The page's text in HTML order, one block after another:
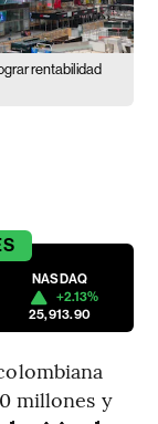
rentabilidad
NASDAQ
+2.13%
25,913.90
millones y